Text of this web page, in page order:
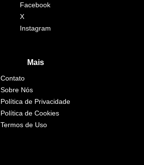
Facebook
X
Instagram
Mais
Contato
Sobre Nós
Política de Privacidade
Política de Cookies
Termos de Uso